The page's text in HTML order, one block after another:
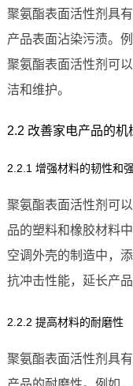
聚氨酯表面活性剂具
产品表面沾染污渍。
聚氨酯表面活性剂可
洁和维护。
2.2 改善家电产品的机
2.2.1 增强材料的韧性和
聚氨酯表面活性剂可
品的塑料和橡胶材料
空调外壳的制造中，
抗冲击性能，延长产品
2.2.2 提高材料的耐磨性
聚氨酯表面活性剂具